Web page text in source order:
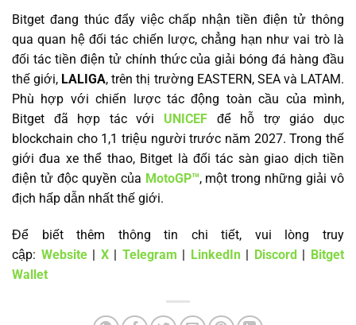
Bitget đang thúc đẩy việc chấp nhận tiền điện tử thông
qua quan hệ đối tác chiến lược, chẳng hạn như vai trò là
đối tác tiền điện tử chính thức của giải bóng đá hàng đầu
thế giới, LALIGA, trên thị trường EASTERN, SEA và LATAM.
Phù hợp với chiến lược tác động toàn cầu của mình,
Bitget đã hợp tác với UNICEF để hỗ trợ giáo dục
blockchain cho 1,1 triệu người trước năm 2027. Trong thế
giới đua xe thể thao, Bitget là đối tác sàn giao dịch tiền
điện tử độc quyền của MotoGP™, một trong những giải vô
địch hấp dẫn nhất thế giới.
Để biết thêm thông tin chi tiết, vui lòng truy
cập: Website| X| Telegram | LinkedIn| Discord| Bitget
Wallet